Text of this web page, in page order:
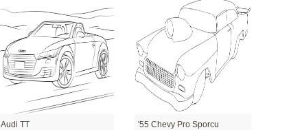
Audi TT '55 Chevy Pro Sporcu